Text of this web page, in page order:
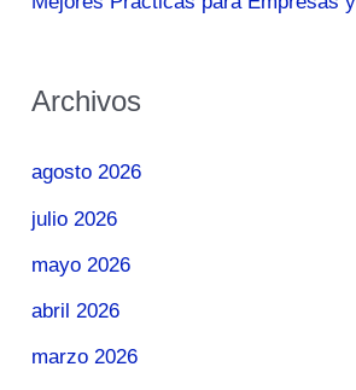
Archivos
agosto 2026
julio 2026
mayo 2026
abril 2026
marzo 2026